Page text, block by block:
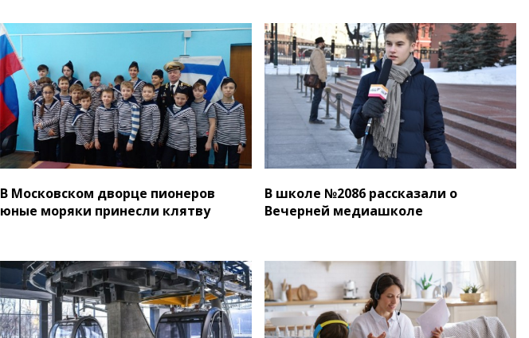
В Московском дворце пионеров
юные моряки принесли клятву
В школе №2086 рассказали о
Вечерней медиашколе